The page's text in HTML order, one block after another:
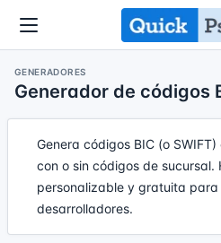
GENERADORES
Generador de códigos
Genera códigos BIC (o
con o sin códigos de
personalizable y gratuita para
desarrolladores.